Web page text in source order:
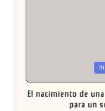
El nacimiento de
para un